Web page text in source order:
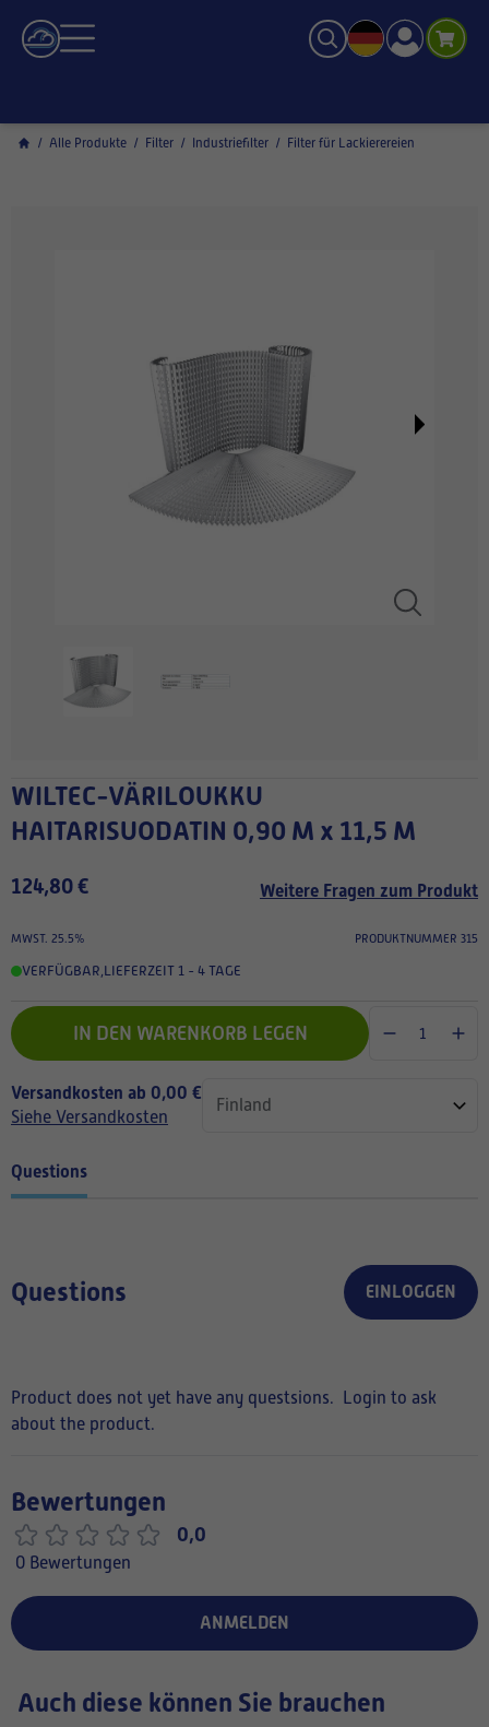
/ Alle Produkte / Filter / Industriefilter / Filter für Lackierereien
WILTEC-VÄRILOUKKU
HAITARISUODATIN 0,90 M x 11,5 M
124,80 € Weitere Fragen zum Produkt
MWST. 25.5% PRODUKTNUMMER 315
VERFÜGBAR,LIEFERZEIT 1 - 4 TAGE
IN DEN WARENKORB LEGEN
Versandkosten ab 0,00 €
Siehe Versandkosten
Questions
Questions EINLOGGEN
Product does not yet have any questsions.
Login to ask
about the product.
Bewertungen
0,0
0 Bewertungen
ANMELDEN
Auch diese können Sie brauchen